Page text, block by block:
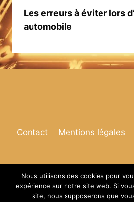
Les erreurs à éviter lors
automobile
Contact Mentions légales
© 2026 Espace
Nous utilisons des cookies pour
expérience sur notre site web. Si
site, nous supposerons que